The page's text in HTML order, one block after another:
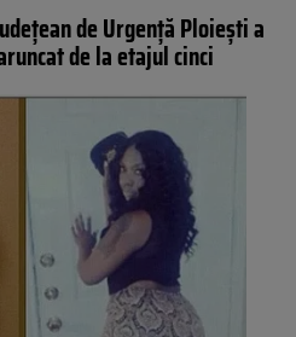
de Urgență Ploiești a
de la etajul cinci